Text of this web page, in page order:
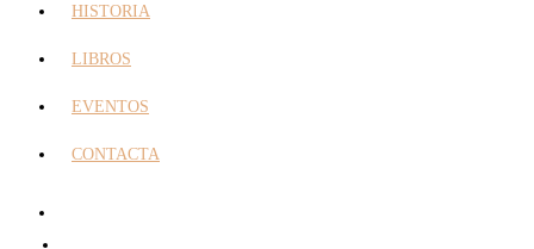
HISTORIA
LIBROS
EVENTOS
CONTACTA